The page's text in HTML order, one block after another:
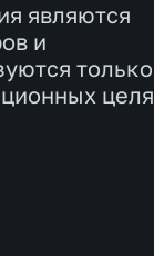
являются
и